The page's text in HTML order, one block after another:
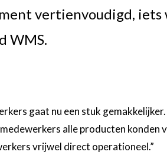
vertienvoudigd, iets
WMS.
gaat nu een stuk
alle producten konden
vrijwel direct operationeel.”